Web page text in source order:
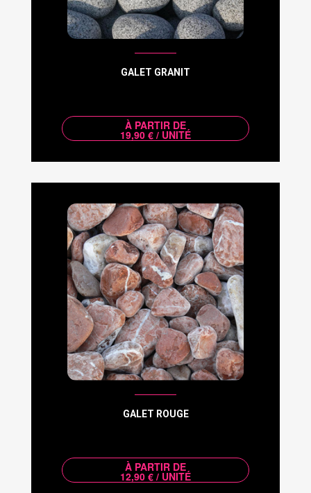
GALET GRANIT
À PARTIR DE
19,90 € / UNITÉ
GALET ROUGE
À PARTIR DE
12,90 € / UNITÉ